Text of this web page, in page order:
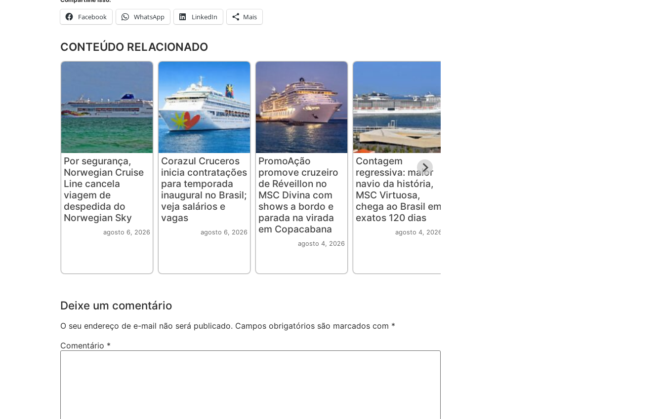
Facebook WhatsApp LinkedIn Mais
CONTEÚDO RELACIONADO
Por segurança,
Norwegian Cruise
Line cancela
viagem de
despedida do
Norwegian Sky
agosto 6, 2026
Corazul Cruceros
inicia contratações
para temporada
inaugural no Brasil;
veja salários e
vagas
agosto 6, 2026
PromoAção
promove cruzeiro
de Réveillon no
MSC Divina com
shows a bordo e
parada na virada
em Copacabana
agosto 4, 2026
Contagem
regressiva: maior
navio da história,
MSC Virtuosa,
chega ao Brasil em
exatos 120 dias
agosto 4, 2026
Deixe um comentário
O seu endereço de e-mail não será publicado. Campos obrigatórios são marcados com *
Comentário *